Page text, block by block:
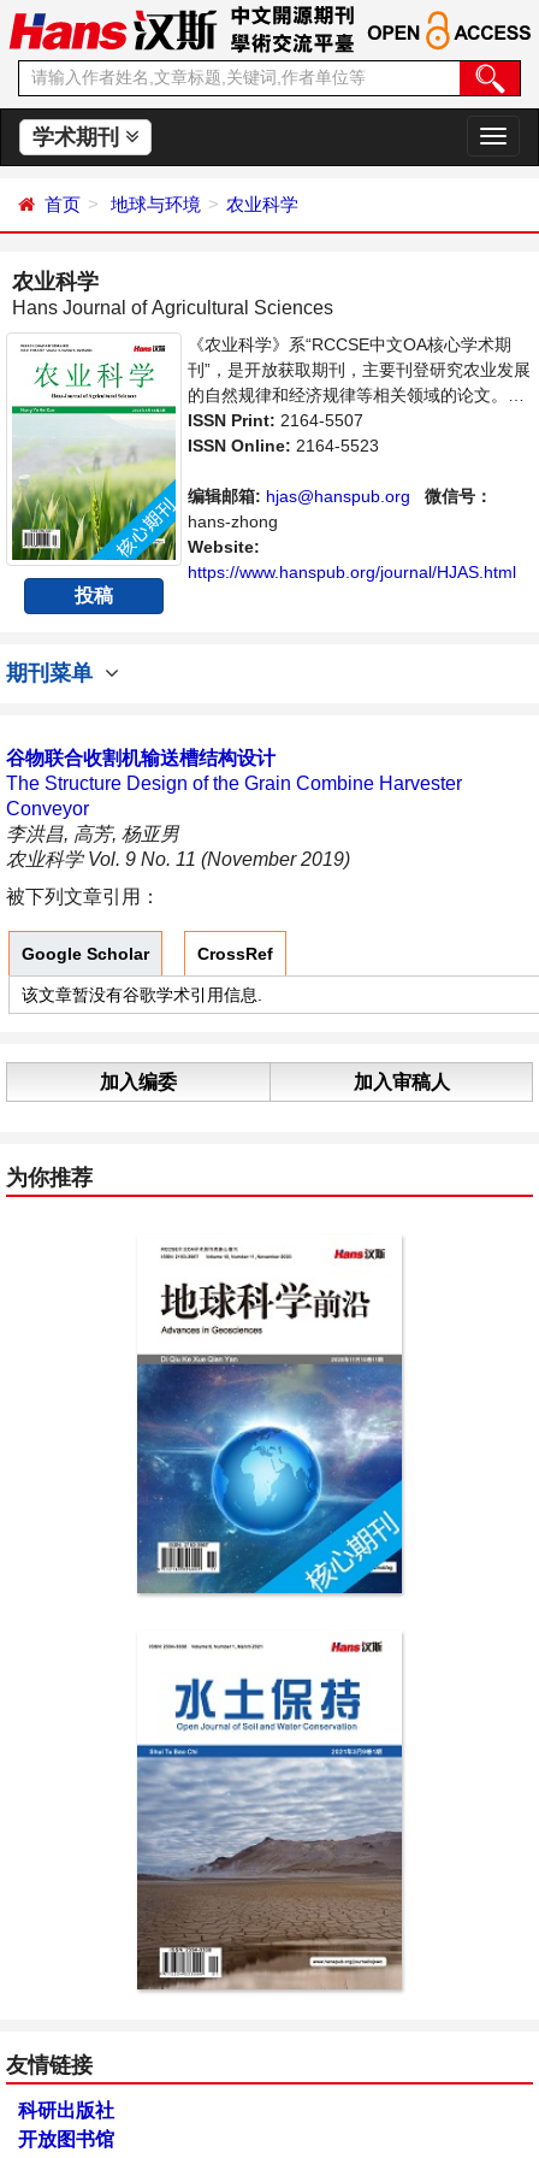
学术期刊
切
换
首页 地球与环境 农业科学
农业科学
Hans Journal of Agricultural Sciences
投稿
《农业科学》系“RCCSE中文OA核心学术期
刊”，是开放获取期刊，主要刊登研究农业发展
的自然规律和经济规律等相关领域的论文。本
刊集学术性、思想性为一体，支持思想创新、
学术创新，倡导科学并致力于学术繁荣，旨在
提供一个传播、分享和讨论农业科学问题与发
展的交流平台。
ISSN Print: 2164-5507
ISSN Online: 2164-5523
编辑邮箱: hjas@hanspub.org
微信号：
hans-zhong
Website:
https://www.hanspub.org/journal/HJAS.html
期刊菜单
谷物联合收割机输送槽结构设计
The Structure Design of the Grain Combine Harvester
Conveyor
李洪昌, 高芳, 杨亚男
农业科学 Vol. 9 No. 11 (November 2019)
被下列文章引用：
Google Scholar CrossRef
该文章暂没有谷歌学术引用信息.
加入编委 加入审稿人
为你推荐
友情链接
科研出版社
开放图书馆